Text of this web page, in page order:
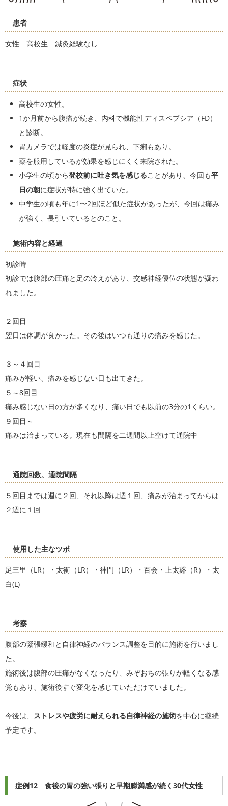
患者
女性 高校生 鍼灸経験なし
症状
高校生の女性。
1か月前から腹痛が続き、内科で機能性ディスペプシア（FD）
と診断。
胃カメラでは軽度の炎症が見られ、下痢もあり。
薬を服用しているが効果を感じにくく来院された。
小学生の頃から登校前に吐き気を感じることがあり、今回も平
日の朝に症状が特に強く出ていた。
中学生の頃も年に1〜2回ほど似た症状があったが、今回は痛み
が強く、長引いているとのこと。
施術内容と経過
初診時
初診では腹部の圧痛と足の冷えがあり、交感神経優位の状態が疑わ
れました。
２回目
翌日は体調が良かった。その後はいつも通りの痛みを感じた。
３～４回目
痛みが軽い、痛みを感じない日も出てきた。
５～8回目
痛み感じない日の方が多くなり、痛い日でも以前の3分の1くらい。
９回目～
痛みは治まっている。現在も間隔を二週間以上空けて通院中
通院回数、通院間隔
５回目までは週に２回、それ以降は週１回、痛みが治まってからは
２週に１回
使用した主なツボ
足三里（LR）・太衝（LR）・神門（LR）・百会・上太谿（R）・太
白(L)
考察
腹部の緊張緩和と自律神経のバランス調整を目的に施術を行いまし
た。
施術後は腹部の圧痛がなくなったり、みぞおちの張りが軽くなる感
覚もあり、施術後すぐ変化を感じていただけていました。
今後は、 ストレスや疲労に耐えられる自律神経の施術を中心に継続
予定です。
症例12 食後の胃の強い張りと早期膨満感が続く30代女性